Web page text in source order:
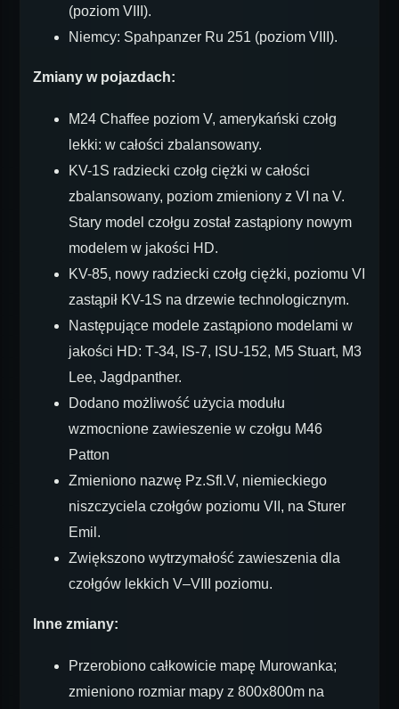
(poziom VIII).
Niemcy: Spahpanzer Ru 251 (poziom VIII).
Zmiany w pojazdach:
M24 Chaffee poziom V, amerykański czołg
lekki: w całości zbalansowany.
KV-1S radziecki czołg ciężki w całości
zbalansowany, poziom zmieniony z VI na V.
Stary model czołgu został zastąpiony nowym
modelem w jakości HD.
KV-85, nowy radziecki czołg ciężki, poziomu VI
zastąpił KV-1S na drzewie technologicznym.
Następujące modele zastąpiono modelami w
jakości HD: Т-34, IS-7, ISU-152, M5 Stuart, M3
Lee, Jagdpanther.
Dodano możliwość użycia modułu
wzmocnione zawieszenie w czołgu M46
Patton
Zmieniono nazwę Pz.Sfl.V, niemieckiego
niszczyciela czołgów poziomu VII, na Sturer
Emil.
Zwiększono wytrzymałość zawieszenia dla
czołgów lekkich V–VIII poziomu.
Inne zmiany:
Przerobiono całkowicie mapę Murowanka;
zmieniono rozmiar mapy z 800х800m na